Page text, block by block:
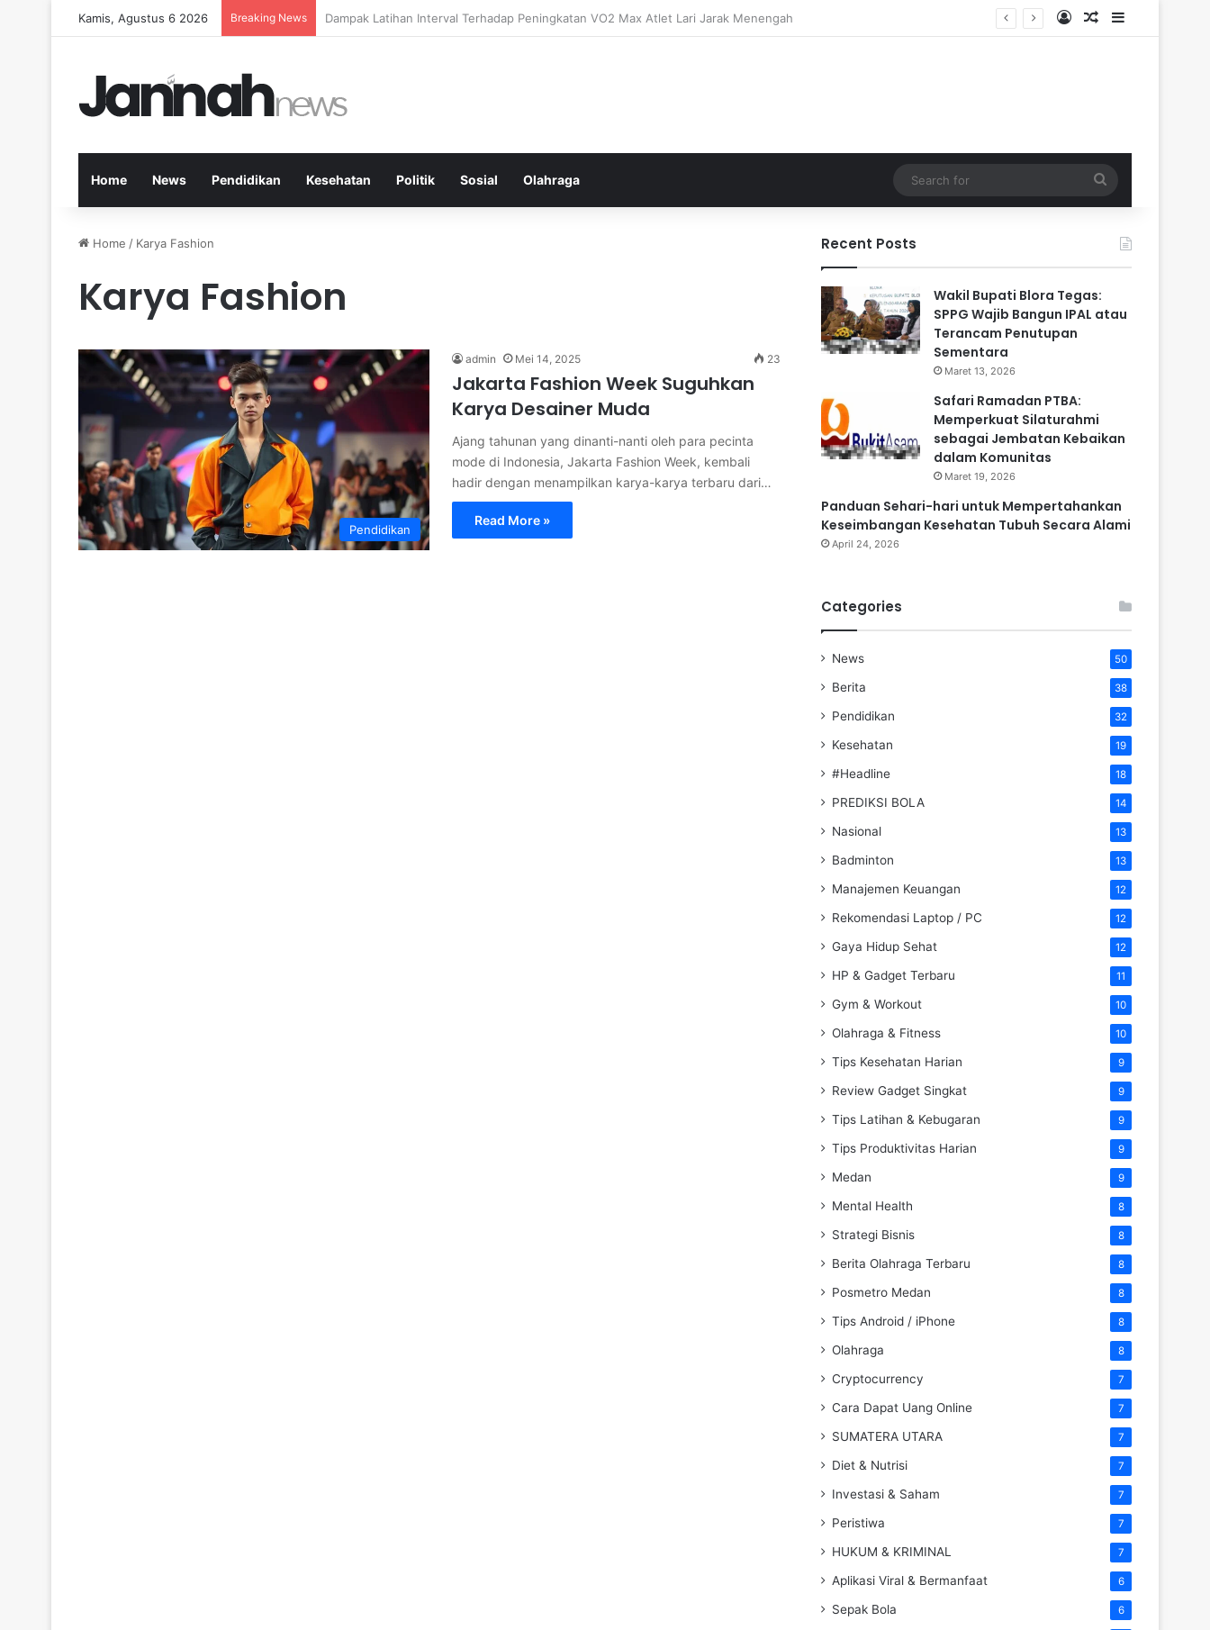
Kamis, Agustus 6 2026 Breaking News Kesehatan Mental: Menggali Hubungan Antara Pikiran, Tubuh, dan Emosi secara Mendalam Log InRandom Article
Sidebar
Home News Pendidikan Kesehatan Politik Sosial Olahraga
for
Home / Karya Fashion
Karya Fashion
Pendidikan
admin Mei 14, 2025 23
Jakarta Fashion Week Suguhkan
Karya Desainer Muda
Ajang tahunan yang dinanti-nanti oleh para pecinta
mode di Indonesia, Jakarta Fashion Week, kembali
hadir dengan menampilkan karya-karya terbaru dari…
Read More »
Recent Posts
Wakil Bupati Blora Tegas:
SPPG Wajib Bangun IPAL atau
Terancam Penutupan
Sementara
Maret 13, 2026
Safari Ramadan PTBA:
Memperkuat Silaturahmi
sebagai Jembatan Kebaikan
dalam Komunitas
Maret 19, 2026
Panduan Sehari-hari untuk Mempertahankan
Keseimbangan Kesehatan Tubuh Secara Alami
April 24, 2026
Categories
News 50
Berita 38
Pendidikan 32
Kesehatan 19
#Headline 18
PREDIKSI BOLA 14
Nasional 13
Badminton 13
Manajemen Keuangan 12
Rekomendasi Laptop / PC 12
Gaya Hidup Sehat 12
HP & Gadget Terbaru 11
Gym & Workout 10
Olahraga & Fitness 10
Tips Kesehatan Harian 9
Review Gadget Singkat 9
Tips Latihan & Kebugaran 9
Tips Produktivitas Harian 9
Medan 9
Mental Health 8
Strategi Bisnis 8
Berita Olahraga Terbaru 8
Posmetro Medan 8
Tips Android / iPhone 8
Olahraga 8
Cryptocurrency 7
Cara Dapat Uang Online 7
SUMATERA UTARA 7
Diet & Nutrisi 7
Investasi & Saham 7
Peristiwa 7
HUKUM & KRIMINAL 7
Aplikasi Viral & Bermanfaat 6
Sepak Bola 6